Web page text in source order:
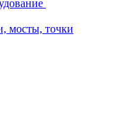
мосты, точки